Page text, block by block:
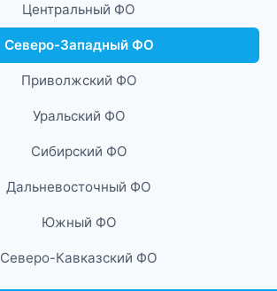
Центральный ФО
Северо-Западный ФО
Приволжский ФО
Уральский ФО
Сибирский ФО
Дальневосточный ФО
Южный ФО
Северо-Кавказский ФО